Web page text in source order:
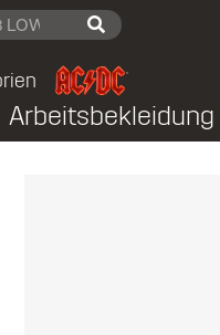
Arbeitsbekleidung